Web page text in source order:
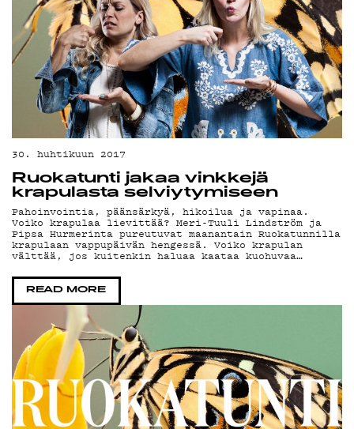
30. huhtikuun 2017
Ruokatunti jakaa vinkkejä
krapulasta selviytymiseen
Pahoinvointia, päänsärkyä, hikoilua ja vapinaa.
Voiko krapulaa lievittää? Meri-Tuuli Lindström ja
Pipsa Hurmerinta pureutuvat maanantain Ruokatunnilla
krapulaan vappupäivän hengessä. Voiko krapulan
välttää, jos kuitenkin haluaa kaataa kuohuvaa…
READ MORE